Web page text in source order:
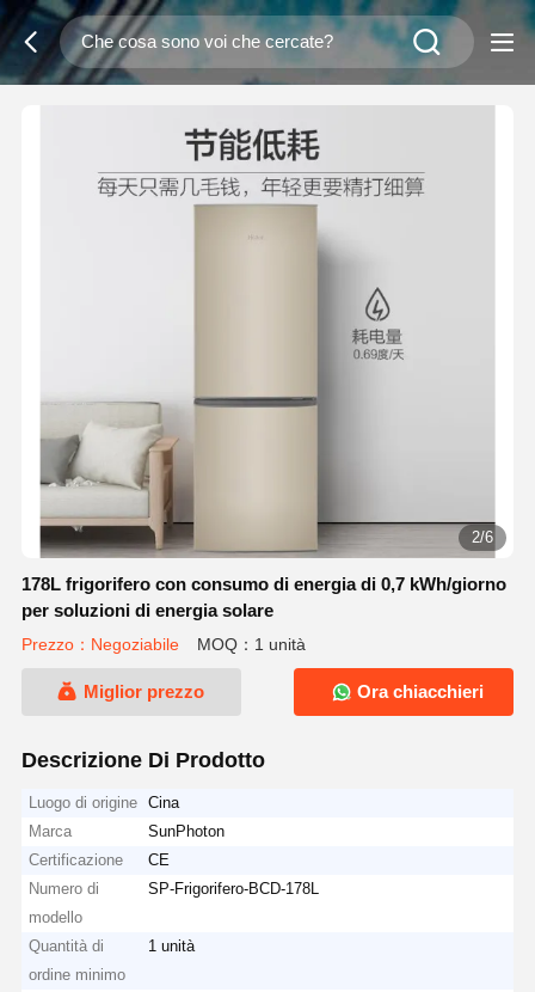
2/6
178L frigorifero con consumo di energia di 0,7 kWh/giorno
per soluzioni di energia solare
Prezzo：Negoziabile MOQ：1 unità
Miglior prezzo Ora chiacchieri
Descrizione Di Prodotto
Luogo di origine
Cina
Marca
SunPhoton
Certificazione
CE
Numero di
modello
SP-Frigorifero-BCD-178L
Quantità di
ordine minimo
1 unità